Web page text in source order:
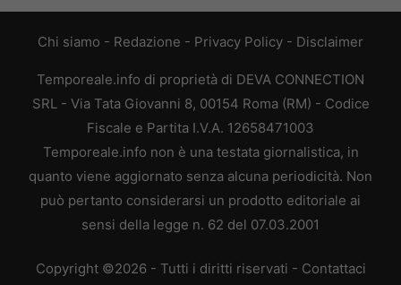
Chi siamo - Redazione - Privacy Policy - Disclaimer
Temporeale.info di proprietà di DEVA CONNECTION
SRL - Via Tata Giovanni 8, 00154 Roma (RM) - Codice
Fiscale e Partita I.V.A. 12658471003
Temporeale.info non è una testata giornalistica, in
quanto viene aggiornato senza alcuna periodicità. Non
può pertanto considerarsi un prodotto editoriale ai
sensi della legge n. 62 del 07.03.2001
Copyright ©2026 - Tutti i diritti riservati - Contattaci